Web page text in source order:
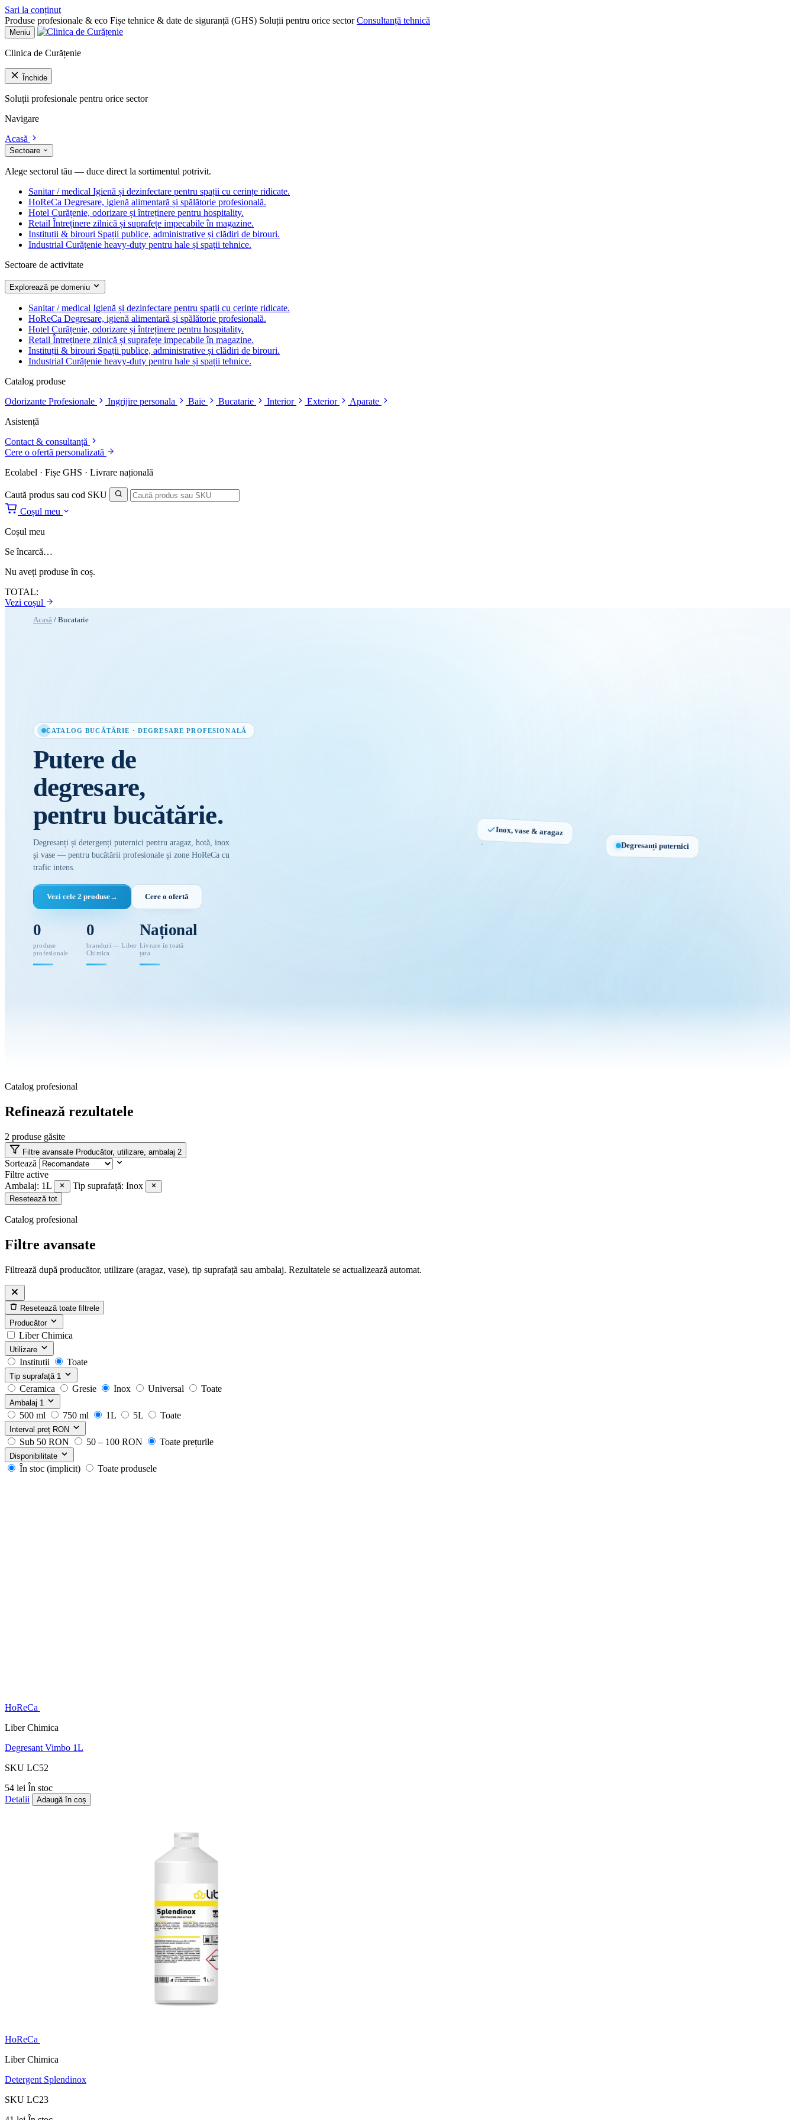
Sari la conținut
Produse profesionale & eco Fișe tehnice & date de siguranță (GHS) Soluții pentru orice sector Consultanță tehnică
Meniu
Clinica de Curățenie
Închide
Soluții profesionale pentru orice sector
Navigare
Acasă
Sectoare
Alege sectorul tău — duce direct la sortimentul potrivit.
Sanitar / medical Igienă și dezinfectare pentru spații cu cerințe ridicate.
HoReCa Degresare, igienă alimentară și spălătorie profesională.
Hotel Curățenie, odorizare și întreținere pentru hospitality.
Retail Întreținere zilnică și suprafețe impecabile în magazine.
Instituții & birouri Spații publice, administrative și clădiri de birouri.
Industrial Curățenie heavy-duty pentru hale și spații tehnice.
Sectoare de activitate
Explorează pe domeniu
Sanitar / medical Igienă și dezinfectare pentru spații cu cerințe ridicate.
HoReCa Degresare, igienă alimentară și spălătorie profesională.
Hotel Curățenie, odorizare și întreținere pentru hospitality.
Retail Întreținere zilnică și suprafețe impecabile în magazine.
Instituții & birouri Spații publice, administrative și clădiri de birouri.
Industrial Curățenie heavy-duty pentru hale și spații tehnice.
Catalog produse
Odorizante Profesionale
Ingrijire personala Baie Bucatarie Interior Exterior
Aparate
Asistență
Contact & consultanță
Cere o ofertă personalizată
Ecolabel · Fișe GHS · Livrare națională
Caută produs sau cod SKU
Coșul meu
Coșul meu
Se încarcă…
Nu aveți produse în coș.
TOTAL:
Vezi coșul
Acasă / Bucatarie
CATALOG BUCĂTĂRIE · DEGRESARE PROFESIONALĂ
Putere de
degresare,
pentru bucătărie.
Degresanți și detergenți puternici pentru aragaz, hotă, inox
și vase — pentru bucătării profesionale și zone HoReCa cu
trafic intens.
Vezi cele 2 produse→ Cere o ofertă
0
produse
profesionale
0
branduri — Liber
Chimica
Național
Livrare în toată
țara
Degresanți puternici
Inox, vase & aragaz
Catalog profesional
Refinează rezultatele
2 produse găsite
Filtre avansate Producător, utilizare, ambalaj 2
Sortează
Filtre active
Ambalaj: 1L
Tip suprafață: Inox
Resetează tot
Catalog profesional
Filtre avansate
Filtrează după producător, utilizare (aragaz, vase), tip suprafață sau ambalaj. Rezultatele se actualizează automat.
Resetează toate filtrele
Producător
Liber Chimica
Utilizare
Institutii Toate
Tip suprafață 1
Ceramica Gresie Inox Universal Toate
Ambalaj 1
500 ml 750 ml 1L 5L Toate
Interval preț RON
Sub 50 RON 50 – 100 RON Toate prețurile
Disponibilitate
În stoc (implicit) Toate produsele
HoReCa
Liber Chimica
Degresant Vimbo 1L
SKU LC52
54 lei În stoc
Detalii
Adaugă în coș
HoReCa
Liber Chimica
Detergent Splendinox
SKU LC23